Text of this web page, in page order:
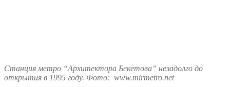
Станция метро “Архитектора Бекетова” незадолго до
открытия в 1995 году. Фото: www.mirmetro.net